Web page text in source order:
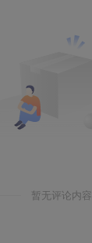
暂无评论内容